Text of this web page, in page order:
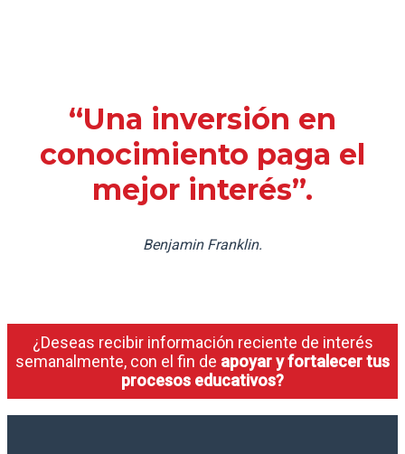
“Una inversión en
conocimiento paga el
mejor interés”.
Benjamin Franklin.
¿Deseas recibir información reciente de interés
semanalmente, con el fin de apoyar y fortalecer tus
procesos educativos?